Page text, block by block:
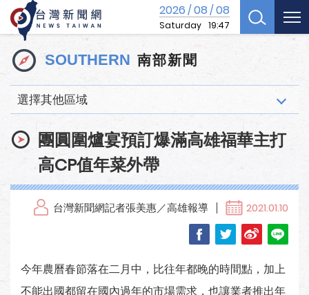
2026/08/08
Saturday 19:47
SOUTHERN 南部新聞
選擇其他區域
團圓圍爐宴預訂爆滿高雄福華主打
高CP值年菜外帶
台灣新聞網記者張美惠／高雄報導 2021.01.10
今年農曆春節落在二月中，比往年都晚的時間點，加上
不能出國都留在國內過年的市場需求，也讓業者推出年